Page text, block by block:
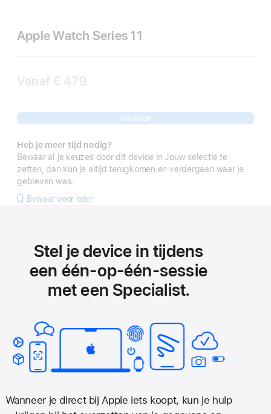
Apple Watch Series 11
Vanaf € 479
Ga door
Heb je meer tijd nodig?
Bewaar al je keuzes door dit device in Jouw selectie te
zetten, dan kun je altijd terugkomen en verdergaan waar je
gebleven was.
Bewaar voor later
Stel je device in tijdens
een één‑op‑één-sessie
met een Specialist.
Wanneer je direct bij Apple iets koopt, kun je hulp